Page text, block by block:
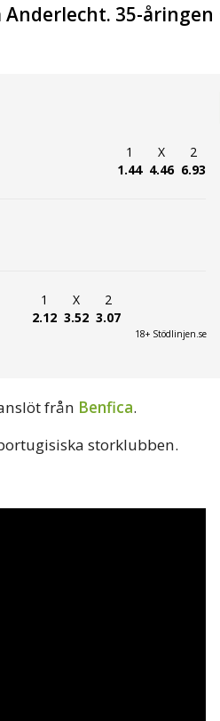
35-åringen
1
1.44
X
4.46
2
6.93
1
2.12
X
3.52
2
3.07
18+ Stödlinjen.se
från Benfica.
storklubben.